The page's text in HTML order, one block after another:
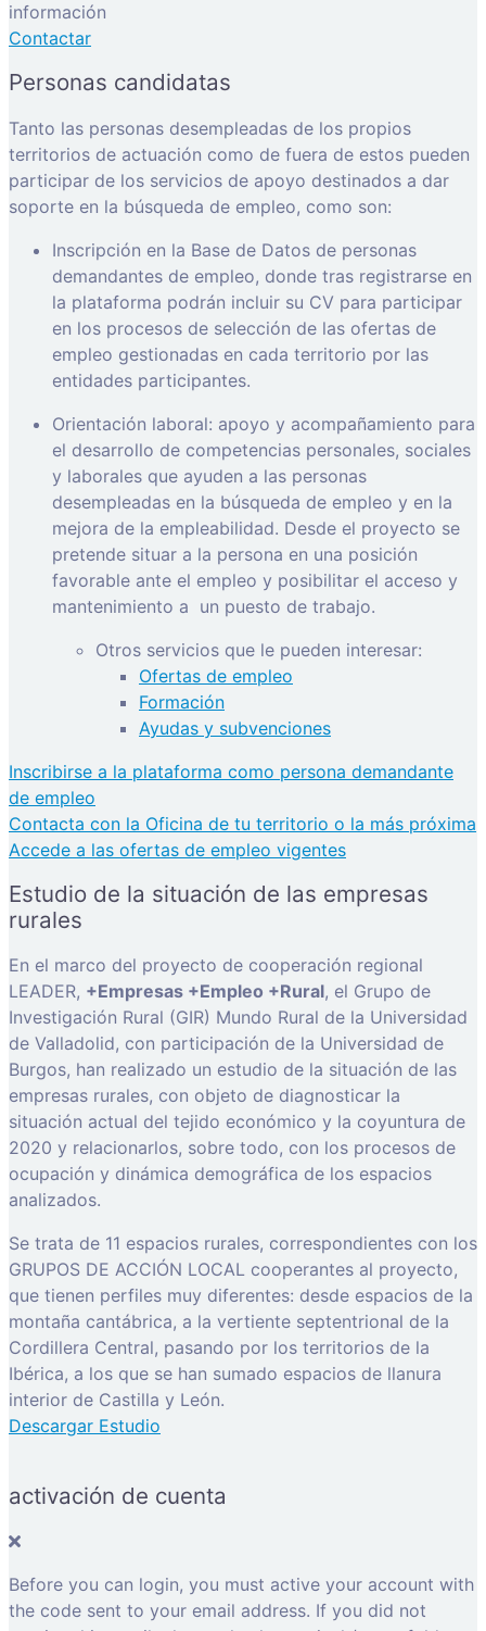
información
Contactar
Personas candidatas
Tanto las personas desempleadas de los propios
territorios de actuación como de fuera de estos pueden
participar de los servicios de apoyo destinados a dar
soporte en la búsqueda de empleo, como son:
Inscripción en la Base de Datos de personas
demandantes de empleo, donde tras registrarse en
la plataforma podrán incluir su CV para participar
en los procesos de selección de las ofertas de
empleo gestionadas en cada territorio por las
entidades participantes.
Orientación laboral: apoyo y acompañamiento para
el desarrollo de competencias personales, sociales
y laborales que ayuden a las personas
desempleadas en la búsqueda de empleo y en la
mejora de la empleabilidad. Desde el proyecto se
pretende situar a la persona en una posición
favorable ante el empleo y posibilitar el acceso y
mantenimiento a un puesto de trabajo.
Otros servicios que le pueden interesar:
Ofertas de empleo
Formación
Ayudas y subvenciones
Inscribirse a la plataforma como persona demandante
de empleo
Contacta con la Oficina de tu territorio o la más próxima
Accede a las ofertas de empleo vigentes
Estudio de la situación de las empresas
rurales
En el marco del proyecto de cooperación regional
LEADER, +Empresas +Empleo +Rural, el Grupo de
Investigación Rural (GIR) Mundo Rural de la Universidad
de Valladolid, con participación de la Universidad de
Burgos, han realizado un estudio de la situación de las
empresas rurales, con objeto de diagnosticar la
situación actual del tejido económico y la coyuntura de
2020 y relacionarlos, sobre todo, con los procesos de
ocupación y dinámica demográfica de los espacios
analizados.
Se trata de 11 espacios rurales, correspondientes con los
GRUPOS DE ACCIÓN LOCAL cooperantes al proyecto,
que tienen perfiles muy diferentes: desde espacios de la
montaña cantábrica, a la vertiente septentrional de la
Cordillera Central, pasando por los territorios de la
Ibérica, a los que se han sumado espacios de llanura
interior de Castilla y León.
Descargar Estudio
activación de cuenta
Before you can login, you must active your account with
the code sent to your email address. If you did not